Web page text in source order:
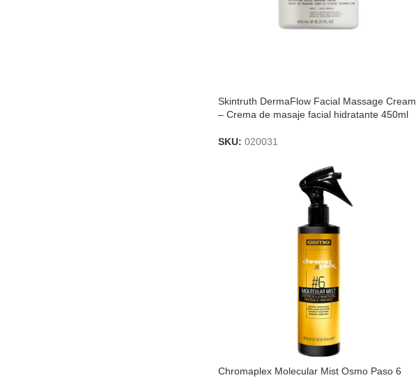
Skintruth DermaFlow Facial Massage Cream
– Crema de masaje facial hidratante 450ml
SKU: 020031
Chromaplex Molecular Mist Osmo Paso 6